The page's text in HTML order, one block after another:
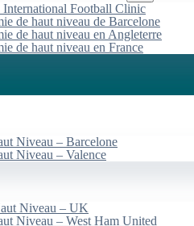
Football Clinic
de haut niveau de Barcelone
de haut niveau en Angleterre
de haut niveau en France
Niveau – Barcelone
Niveau – Valence
Niveau – UK
Niveau – West Ham United